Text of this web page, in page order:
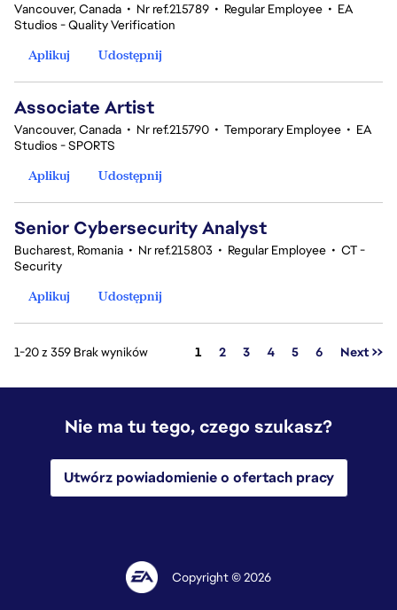
Vancouver, Canada • Nr ref.215789 • Regular Employee • EA
Studios - Quality Verification
Aplikuj
Udostępnij
Associate Artist
Vancouver, Canada • Nr ref.215790 • Temporary Employee • EA
Studios - SPORTS
Aplikuj
Udostępnij
Senior Cybersecurity Analyst
Bucharest, Romania • Nr ref.215803 • Regular Employee • CT -
Security
Aplikuj
Udostępnij
1-20 z 359 Brak wyników Strona
1 2 3 4 5 6 Next >>
Nie ma tu tego, czego szukasz?
Utwórz powiadomienie o ofertach pracy
Copyright © 2026